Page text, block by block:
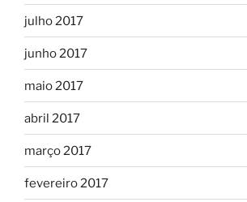
julho 2017
junho 2017
maio 2017
abril 2017
março 2017
fevereiro 2017